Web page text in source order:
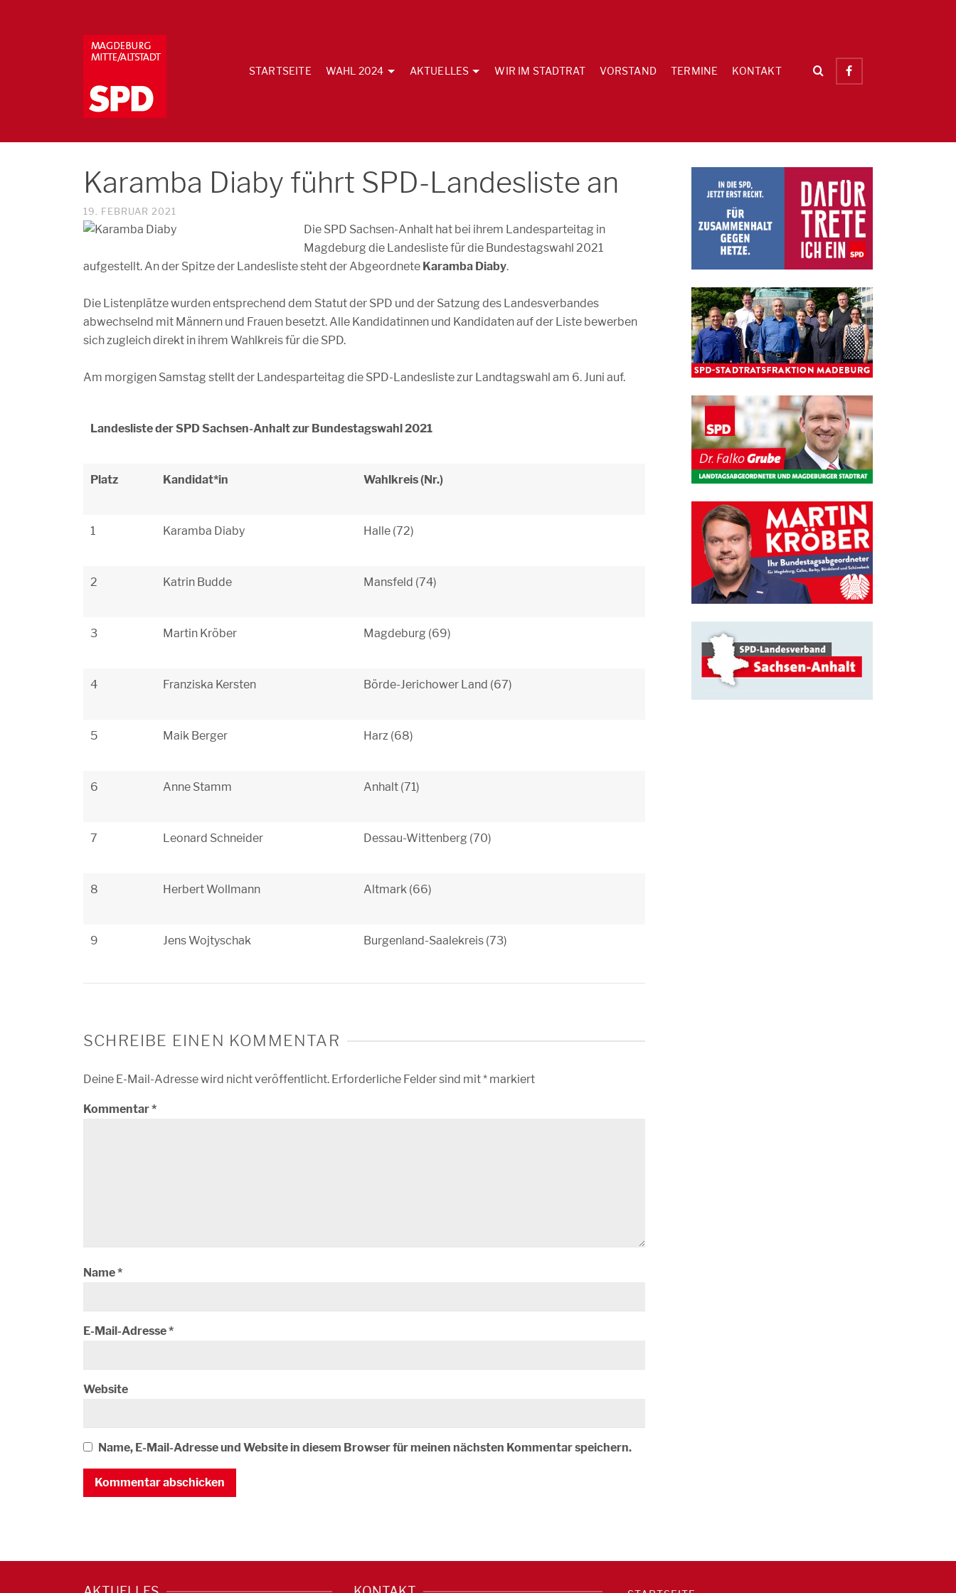
STARTSEITE WAHL 2024 AKTUELLES WIR IM STADTRAT VORSTAND TERMINE KONTAKT
Karamba Diaby führt SPD-Landesliste an
19. FEBRUAR 2021
Die SPD Sachsen-Anhalt hat bei ihrem Landesparteitag in
Magdeburg die Landesliste für die Bundestagswahl 2021
aufgestellt. An der Spitze der Landesliste steht der Abgeordnete Karamba Diaby.
Die Listenplätze wurden entsprechend dem Statut der SPD und der Satzung des Landesverbandes
abwechselnd mit Männern und Frauen besetzt. Alle Kandidatinnen und Kandidaten auf der Liste bewerben
sich zugleich direkt in ihrem Wahlkreis für die SPD.
Am morgigen Samstag stellt der Landesparteitag die SPD-Landesliste zur Landtagswahl am 6. Juni auf.
Landesliste der SPD Sachsen-Anhalt zur Bundestagswahl 2021
Platz Kandidat*in Wahlkreis (Nr.)
1 Karamba Diaby Halle (72)
2 Katrin Budde Mansfeld (74)
3 Martin Kröber Magdeburg (69)
4 Franziska Kersten Börde-Jerichower Land (67)
5 Maik Berger Harz (68)
6 Anne Stamm Anhalt (71)
7 Leonard Schneider Dessau-Wittenberg (70)
8 Herbert Wollmann Altmark (66)
9 Jens Wojtyschak Burgenland-Saalekreis (73)
SCHREIBE EINEN KOMMENTAR
Deine E-Mail-Adresse wird nicht veröffentlicht. Erforderliche Felder sind mit* markiert
Kommentar*
Name*
E-Mail-Adresse*
Website
Name, E-Mail-Adresse und Website in diesem Browser für meinen nächsten Kommentar speichern.